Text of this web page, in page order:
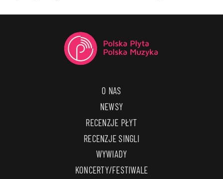
O NAS
NEWSY
RECENZJE PŁYT
RECENZJE SINGLI
WYWIADY
KONCERTY/FESTIWALE